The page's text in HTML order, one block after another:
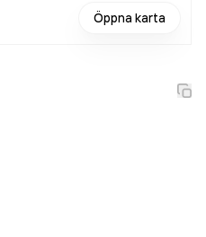
Öppna karta